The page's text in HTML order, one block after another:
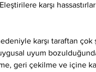
karşı
karşı taraftan
uyum
geri çekilme ve içine